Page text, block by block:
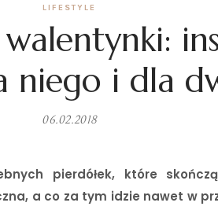
LIFESTYLE
niego i dla
06.02.2018
pierdółek, które
a co za tym idzie nawet w